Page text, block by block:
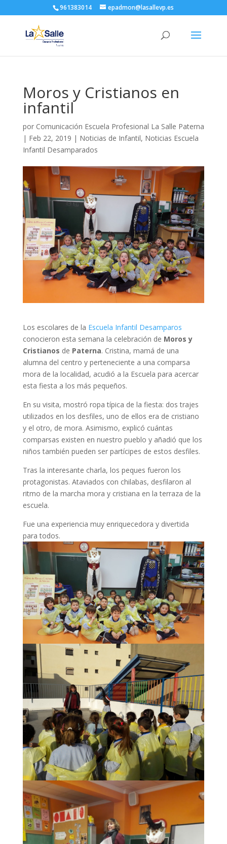
961383014 epadmon@lasallevp.es
Moros y Cristianos en
infantil
por Comunicación Escuela Profesional La Salle Paterna
| Feb 22, 2019 | Noticias de Infantil, Noticias Escuela
Infantil Desamparados
Los escolares de la Escuela Infantil Desamparos
conocieron esta semana la celebración de Moros y
Cristianos de Paterna. Cristina, mamá de una
alumna del centro y perteneciente a una comparsa
mora de la localidad, acudió a la Escuela para acercar
esta fiesta a los más pequeños.
En su visita, mostró ropa típica de la fiesta: dos trajes
utilizados en los desfiles, uno de ellos era de cristiano
y el otro, de mora. Asimismo, explicó cuántas
comparsas existen en nuestro pueblo y añadió que los
niños también pueden ser partícipes de estos desfiles.
Tras la interesante charla, los peques fueron los
protagonistas. Ataviados con chilabas, desfilaron al
ritmo de la marcha mora y cristiana en la terraza de la
escuela.
Fue una experiencia muy enriquecedora y divertida
para todos.